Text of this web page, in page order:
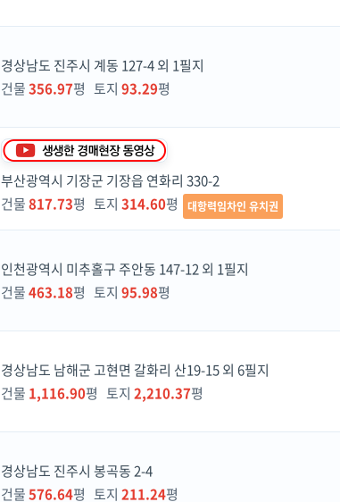
경상남도 진주시 계동 127-4 외 1필지
건물356.97평 토지 93.29평
부산광역시 기장군 기장읍 연화리 330-2
건물817.73평 토지 314.60평 대항력임차인 유치권
인천광역시 미추홀구 주안동 147-12 외 1필지
건물463.18평 토지 95.98평
경상남도 남해군 고현면 갈화리 산19-15 외 6필지
건물 1,116.90평 토지 2,210.37평
경상남도 진주시 봉곡동 2-4
건물576.64평 토지 211.24평